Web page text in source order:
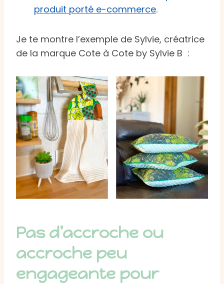
produit porté e-commerce.
Je te montre l’exemple de Sylvie, créatrice
de la marque Cote à Cote by Sylvie B :
Pas d’accroche ou
accroche peu
engageante pour